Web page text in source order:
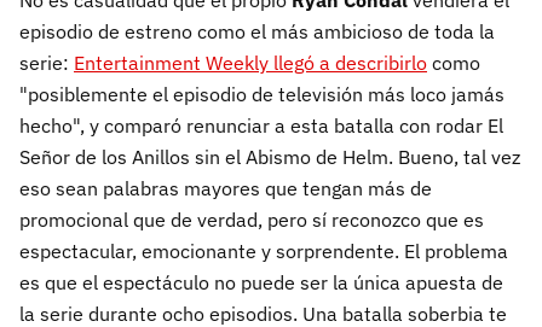
episodio de estreno como el más ambicioso de toda la
serie: Entertainment Weekly llegó a describirlo como
"posiblemente el episodio de televisión más loco jamás
hecho", y comparó renunciar a esta batalla con rodar El
Señor de los Anillos sin el Abismo de Helm. Bueno, tal vez
eso sean palabras mayores que tengan más de
promocional que de verdad, pero sí reconozco que es
espectacular, emocionante y sorprendente. El problema
es que el espectáculo no puede ser la única apuesta de
la serie durante ocho episodios. Una batalla soberbia te